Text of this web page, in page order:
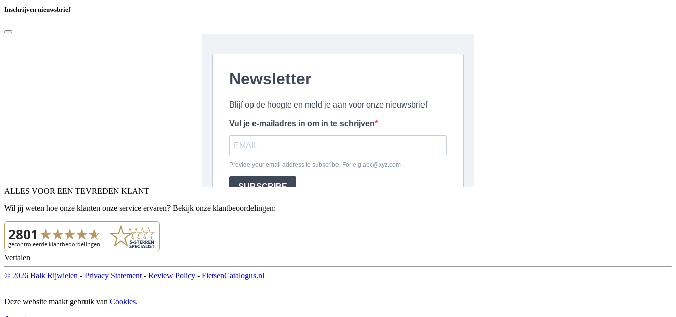
Inschrijven nieuwsbrief
ALLES VOOR EEN TEVREDEN KLANT
Wil jij weten hoe onze klanten onze service ervaren? Bekijk onze klantbeoordelingen:
Vertalen
© 2026 Balk Rijwielen - Privacy Statement - Review Policy - FietsenCatalogus.nl
Deze website maakt gebruik van Cookies.